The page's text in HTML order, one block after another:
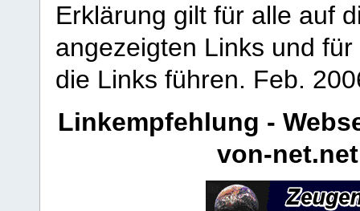
Erklärung gilt für alle auf
angezeigten Links und
die Links führen. Feb.
Linkempfehlung -
von-net.net